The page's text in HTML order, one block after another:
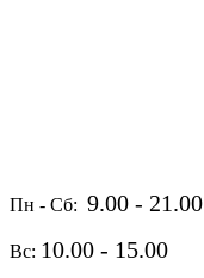
Пн - Сб: 9.00 - 21.00
Вс: 10.00 - 15.00